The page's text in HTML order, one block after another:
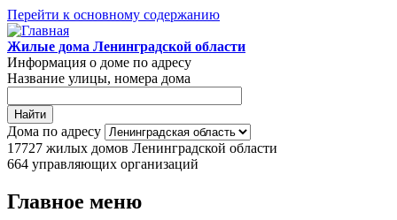
Перейти к основному содержанию
Жилые дома Ленинградской области
Информация о доме по адресу
Название улицы, номера дома
Дома по адресу
17727 жилых домов Ленинградской области
664 управляющих организаций
Главное меню